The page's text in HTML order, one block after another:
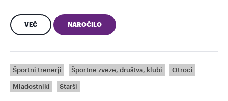
VEČ NAROČILO
Športni trenerji Športne zveze, društva, klubi Otroci
Mladostniki Starši